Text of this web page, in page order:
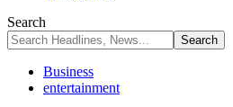
Search
Business
entertainment